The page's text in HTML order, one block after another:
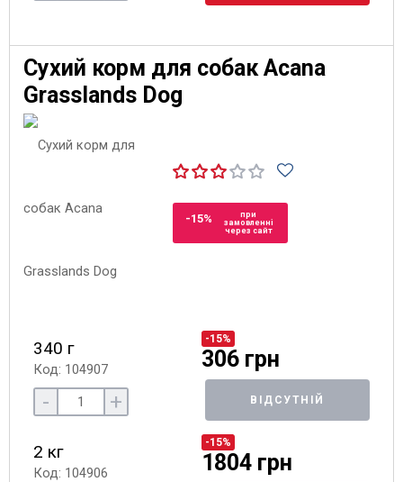
Сухий корм для собак Acana
Grasslands Dog
-15%
при
замовленні
через сайт
340 г
Код: 104907
-15%
306 грн
- + ВІДСУТНІЙ
2 кг
Код: 104906
-15%
1804 грн